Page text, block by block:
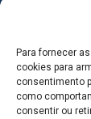
Para fornecer
cookies para
consentimento
como
consentir ou
MAPA DO